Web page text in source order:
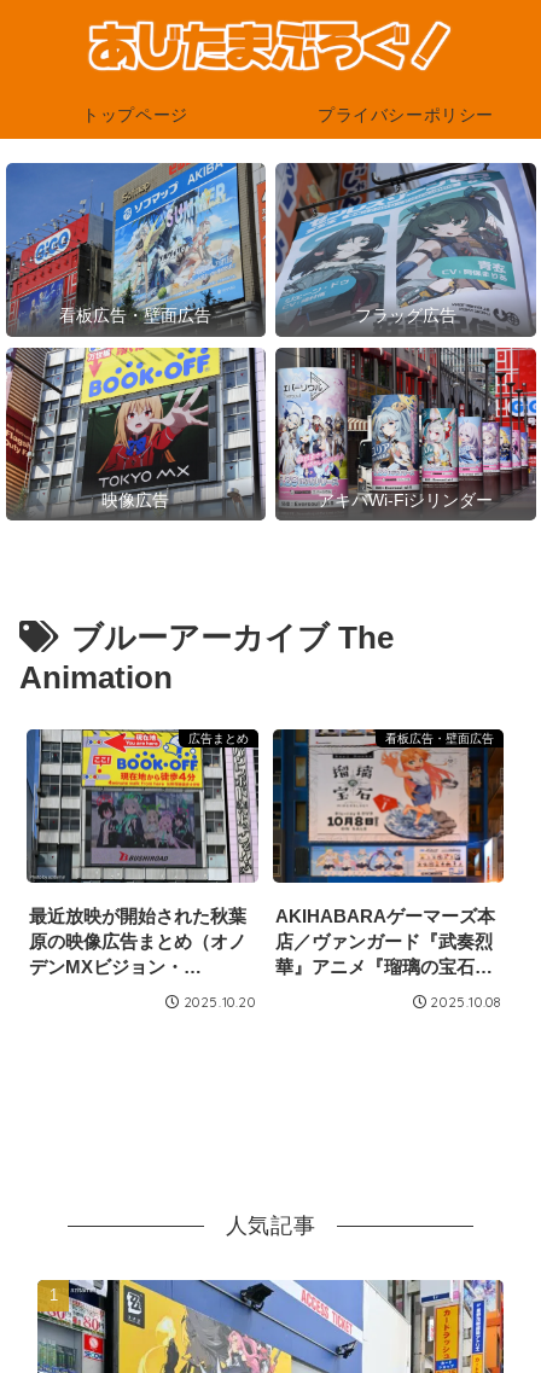
トップページ プライバシーポリシー
看板広告・壁面広告 フラッグ広告
映像広告 アキバWi-Fiシリンダー
ブルーアーカイブ The
Animation
広告まとめ
最近放映が開始された秋葉
原の映像広告まとめ（オノ
デンMXビジョン・
2025.10.20
看板広告・壁面広告
AKIHABARAゲーマーズ本
店／ヴァンガード『武奏烈
華』アニメ『瑠璃の宝石』
WS『ブルーアーカイブ2025.10.08
人気記事